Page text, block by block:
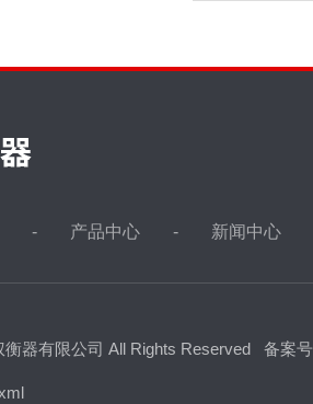
产品中心 新闻中心
器有限公司 All Rights Reserved 备案